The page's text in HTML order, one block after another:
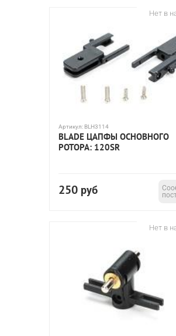
Нет в
Артикул: BLH3114
BLADE ЦАПФЫ ОСНОВНОГО
РОТОРА: 120SR
250 руб
Нет в